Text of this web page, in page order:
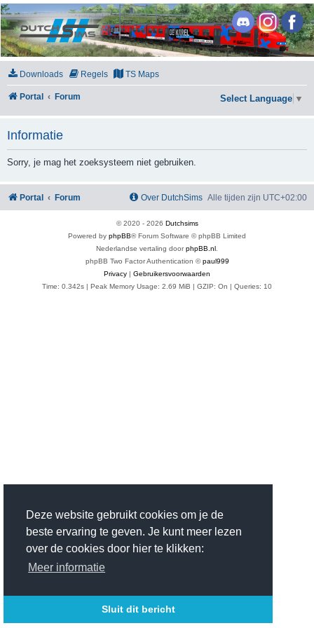
Deze website gebruikt cookies om je de
beste ervaring te geven. Je kunt meer lezen
over de cookies door hier te klikken:
Meer informatie
Sluit dit bericht
DutchSims
Downloads Regels TS Maps
Portal Forum Select Language ▼
Informatie
Sorry, je mag het zoeksysteem niet gebruiken.
Portal Forum Alle tijden zijn UTC+02:00
Over DutchSims
© 2020 - 2026 Dutchsims
Powered by phpBB® Forum Software © phpBB Limited
Nederlandse vertaling doorphpBB.nl
phpBB Two Factor Authentication ©paul999
Privacy | Gebruikersvoorwaarden
Time: 0.342s | Peak Memory Usage: 2.69 MiB | GZIP: On | Queries: 10